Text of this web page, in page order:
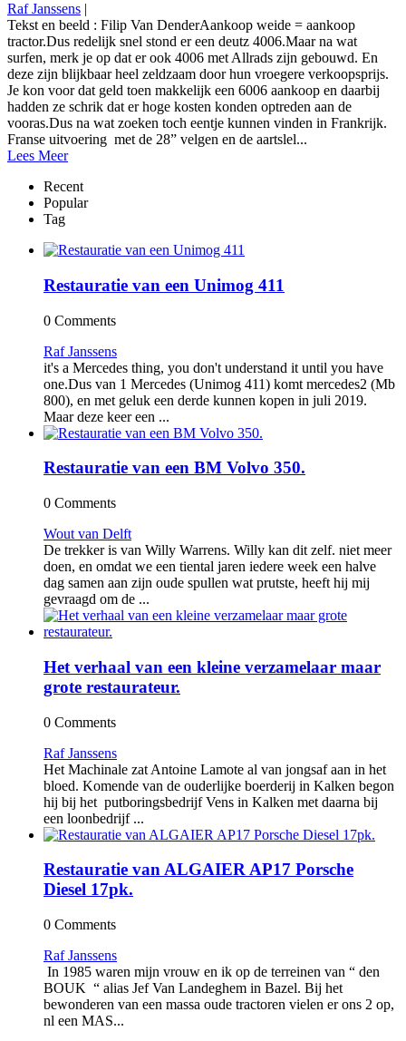
Raf Janssens |
Tekst en beeld : Filip Van DenderAankoop weide = aankoop
tractor.Dus redelijk snel stond er een deutz 4006.Maar na wat
surfen, merk je op dat er ook 4006 met Allrads zijn gebouwd. En
deze zijn blijkbaar heel zeldzaam door hun vroegere verkoopsprijs.
Je kon voor dat geld toen makkelijk een 6006 aankoop en daarbij
hadden ze schrik dat er hoge kosten konden optreden aan de
vooras.Dus na wat zoeken toch eentje kunnen vinden in Frankrijk.
Franse uitvoering met de 28” velgen en de aartslel...
Lees Meer
Recent
Popular
Tag
Restauratie van een Unimog 411
0 Comments
Raf Janssens
it's a Mercedes thing, you don't understand it until you have
one.Dus van 1 Mercedes (Unimog 411) komt mercedes2 (Mb
800), en met geluk een derde kunnen kopen in juli 2019.
Maar deze keer een ...
Restauratie van een BM Volvo 350.
0 Comments
Wout van Delft
De trekker is van Willy Warrens. Willy kan dit zelf. niet meer
doen, en omdat we een tiental jaren iedere week een halve
dag samen aan zijn oude spullen wat prutste, heeft hij mij
gevraagd om de ...
Het verhaal van een kleine verzamelaar maar
grote restaurateur.
0 Comments
Raf Janssens
Het Machinale zat Antoine Lamote al van jongsaf aan in het
bloed. Komende van de ouderlijke boerderij in Kalken begon
hij bij het putboringsbedrijf Vens in Kalken met daarna bij
een loonbedrijf ...
Restauratie van ALGAIER AP17 Porsche
Diesel 17pk.
0 Comments
Raf Janssens
In 1985 waren mijn vrouw en ik op de terreinen van “ den
BOUK “ alias Jef Van Landeghem in Bazel. Bij het
bewonderen van een massa oude tractoren vielen er ons 2 op,
nl een MAS...